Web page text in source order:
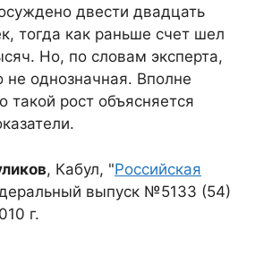
двести двадцать
тогда как раньше счет шел
Но, по словам эксперта,
не однозначная. Вполне
такой рост объясняется
, Кабул, "Российская
выпуск №5133 (54)
г.